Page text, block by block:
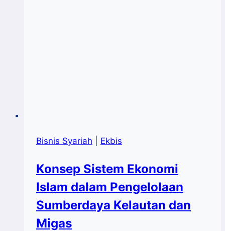
Bisnis Syariah Ekbis
Konsep Sistem Ekonomi
Islam dalam Pengelolaan
Sumberdaya Kelautan dan
Migas